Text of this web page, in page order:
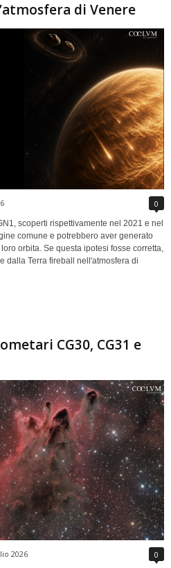
di Venere
0
scoperti rispettivamente nel 2021 e nel
comune e potrebbero aver generato
orbita. Se questa ipotesi fosse corretta,
dalla Terra fireball nell'atmosfera di
CG30, CG31 e
2026 0